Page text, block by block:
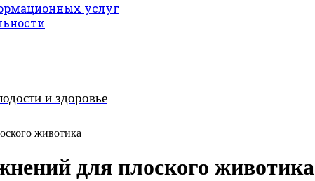
услуг
и здоровье
животика
для плоского животика